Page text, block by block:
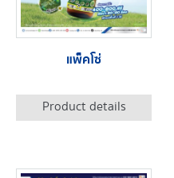
แพ็คโซ่
Product details